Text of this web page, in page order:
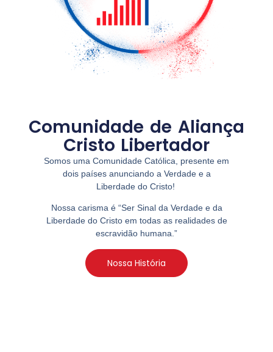
Comunidade de Aliança
Cristo Libertador
Somos uma Comunidade Católica, presente em
dois países anunciando a Verdade e a
Liberdade do Cristo!
Nossa carisma é “Ser Sinal da Verdade e da
Liberdade do Cristo em todas as realidades de
escravidão humana.”
Nossa História